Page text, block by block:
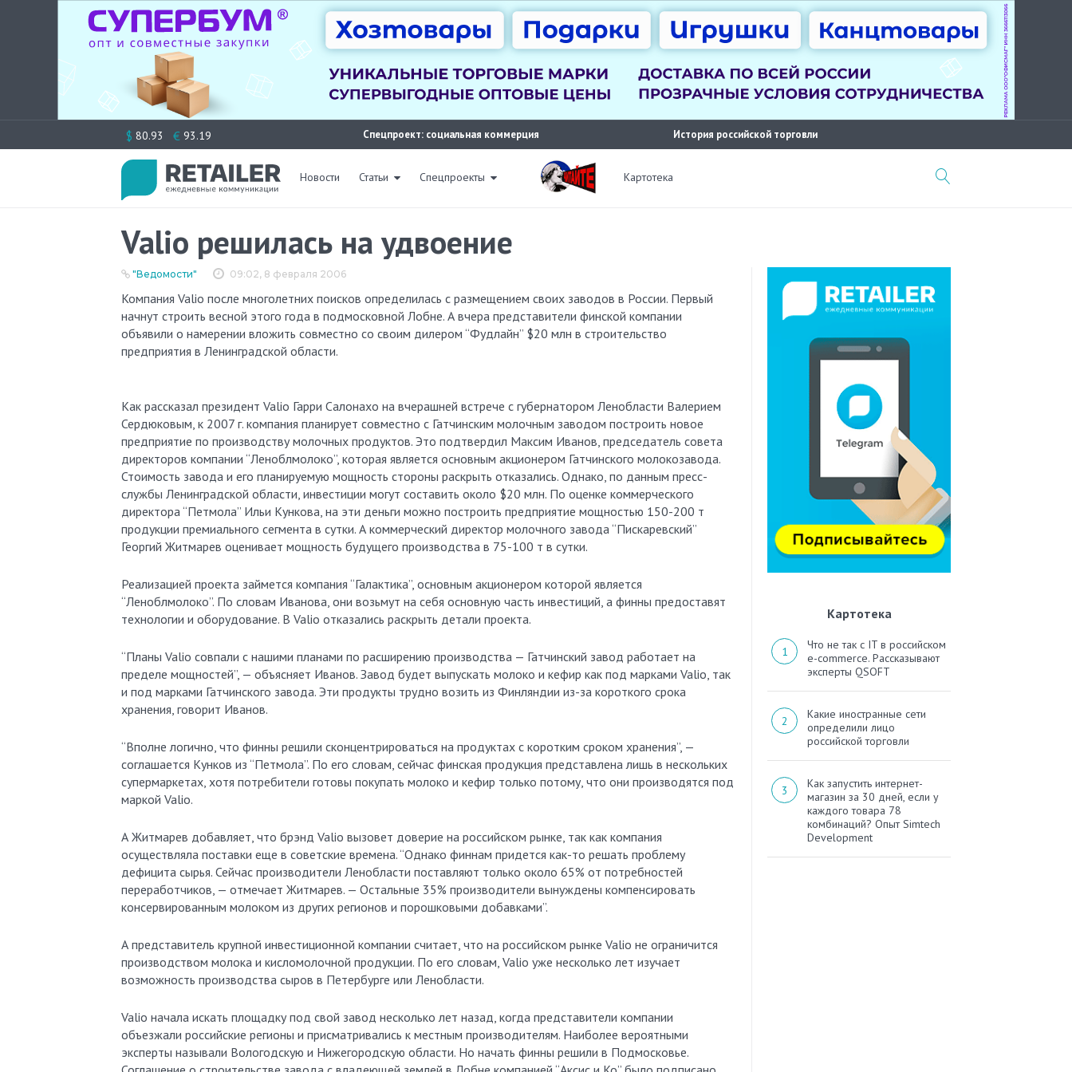
к
$ 80.93 € 93.19 Спецпроект: социальная коммерция История российской торговли
Новости Статьи Спецпроекты Картотека
Valio решилась на удвоение
09:02, 8 февраля 2006
"Ведомости"
Компания Valio после многолетних поисков определилась с размещением своих заводов в России. Первый
начнут строить весной этого года в подмосковной Лобне. А вчера представители финской компании
объявили о намерении вложить совместно со своим дилером “Фудлайн” $20 млн в строительство
предприятия в Ленинградской области.
Как рассказал президент Valio Гарри Салонахо на вчерашней встрече с губернатором Ленобласти Валерием
Сердюковым, к 2007 г. компания планирует совместно с Гатчинским молочным заводом построить новое
предприятие по производству молочных продуктов. Это подтвердил Максим Иванов, председатель совета
директоров компании “Леноблмолоко”, которая является основным акционером Гатчинского молокозавода.
Стоимость завода и его планируемую мощность стороны раскрыть отказались. Однако, по данным пресс-
службы Ленинградской области, инвестиции могут составить около $20 млн. По оценке коммерческого
директора “Петмола” Ильи Кункова, на эти деньги можно построить предприятие мощностью 150-200 т
продукции премиального сегмента в сутки. А коммерческий директор молочного завода “Пискаревский”
Георгий Житмарев оценивает мощность будущего производства в 75-100 т в сутки.
Реализацией проекта займется компания “Галактика”, основным акционером которой является
“Леноблмолоко”. По словам Иванова, они возьмут на себя основную часть инвестиций, а финны предоставят
технологии и оборудование. В Valio отказались раскрыть детали проекта.
“Планы Valio совпали с нашими планами по расширению производства — Гатчинский завод работает на
пределе мощностей”, — объясняет Иванов. Завод будет выпускать молоко и кефир как под марками Valio, так
и под марками Гатчинского завода. Эти продукты трудно возить из Финляндии из-за короткого срока
хранения, говорит Иванов.
“Вполне логично, что финны решили сконцентрироваться на продуктах с коротким сроком хранения”, —
соглашается Кунков из “Петмола”. По его словам, сейчас финская продукция представлена лишь в нескольких
супермаркетах, хотя потребители готовы покупать молоко и кефир только потому, что они производятся под
маркой Valio.
А Житмарев добавляет, что брэнд Valio вызовет доверие на российском рынке, так как компания
осуществляла поставки еще в советские времена. “Однако финнам придется как-то решать проблему
дефицита сырья. Сейчас производители Ленобласти поставляют только около 65% от потребностей
переработчиков, — отмечает Житмарев. — Остальные 35% производители вынуждены компенсировать
консервированным молоком из других регионов и порошковыми добавками”.
А представитель крупной инвестиционной компании считает, что на российском рынке Valio не ограничится
производством молока и кисломолочной продукции. По его словам, Valio уже несколько лет изучает
возможность производства сыров в Петербурге или Ленобласти.
Valio начала искать площадку под свой завод несколько лет назад, когда представители компании
объезжали российские регионы и присматривались к местным производителям. Наиболее вероятными
эксперты называли Вологодскую и Нижегородскую области. Но начать финны решили в Подмосковье.
Картотека
Что не так с IT в российском
e-commerce. Рассказывают
эксперты QSOFT
Какие иностранные сети
определили лицо
российской торговли
Как запустить интернет-
магазин за 30 дней, если у
каждого товара 78
комбинаций? Опыт Simtech
Development